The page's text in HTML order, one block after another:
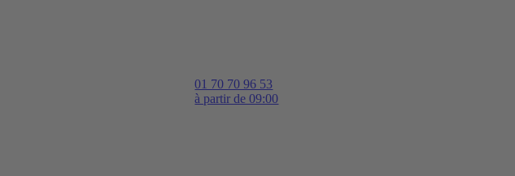
01 70 70 96 53
à partir de 09:00